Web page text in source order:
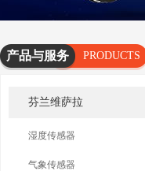
产品与服务
PRODUCTS
芬兰维萨拉
湿度传感器
气象传感器